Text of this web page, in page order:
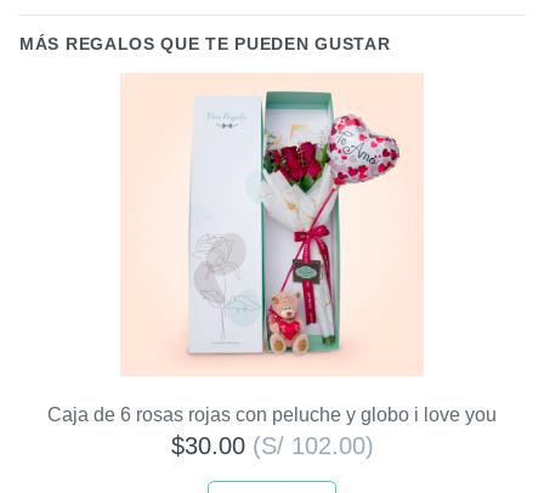
MÁS REGALOS QUE TE PUEDEN GUSTAR
Caja de 6 rosas rojas con peluche y globo i love you
$30.00 (S/ 102.00)